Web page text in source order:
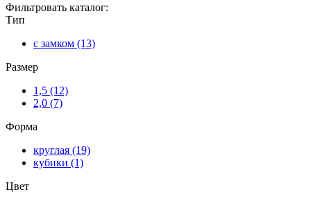
Фильтровать каталог:
Тип
с замком (13)
Размер
1,5 (12)
2,0 (7)
Форма
круглая (19)
кубики (1)
Цвет